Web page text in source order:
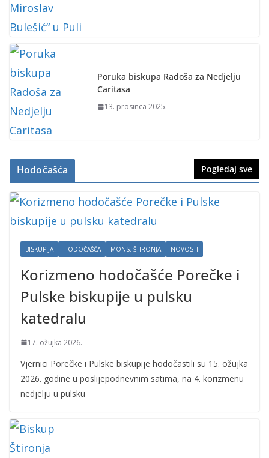
Poruka biskupa Radoša za Nedjelju
Caritasa
13. prosinca 2025.
Hodočašća Pogledaj sve
BISKUPIJA HODOČAŠĆA MONS. ŠTIRONJA NOVOSTI
Korizmeno hodočašće Porečke i
Pulske biskupije u pulsku
katedralu
17. ožujka 2026.
Vjernici Porečke i Pulske biskupije hodočastili su 15. ožujka
2026. godine u poslijepodnevnim satima, na 4. korizmenu
nedjelju u pulsku